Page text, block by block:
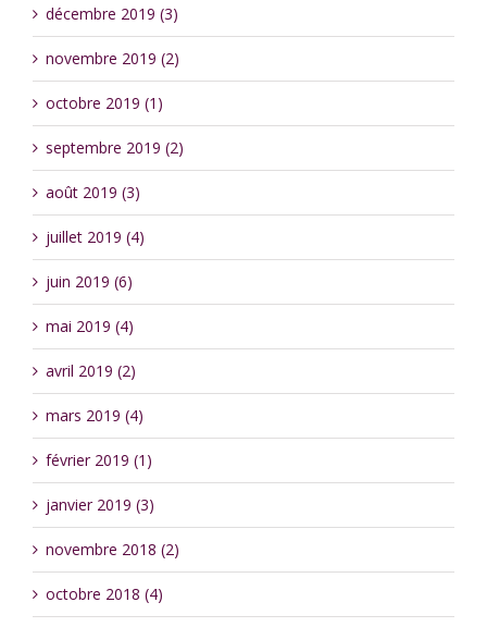
décembre 2019 (3)
novembre 2019 (2)
octobre 2019 (1)
septembre 2019 (2)
août 2019 (3)
juillet 2019 (4)
juin 2019 (6)
mai 2019 (4)
avril 2019 (2)
mars 2019 (4)
février 2019 (1)
janvier 2019 (3)
novembre 2018 (2)
octobre 2018 (4)